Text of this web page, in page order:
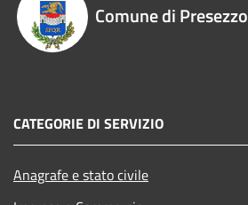
Comune di Presezzo
CATEGORIE DI SERVIZIO
Anagrafe e stato civile